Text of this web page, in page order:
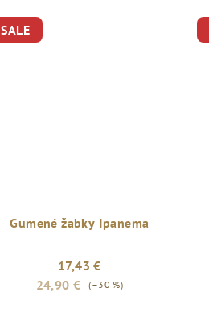
SALE
Gumené žabky Ipanema
17,43 €
24,90 €
(–30 %)